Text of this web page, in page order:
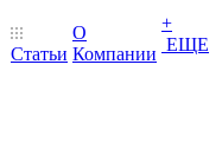
Статьи
О
Компании
+
ЕЩЕ